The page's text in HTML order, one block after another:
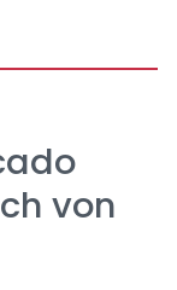
von